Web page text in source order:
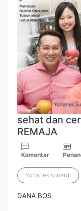
sehat dan
REMAJA
Komentar
Yohanes sunardi
DANA BOS